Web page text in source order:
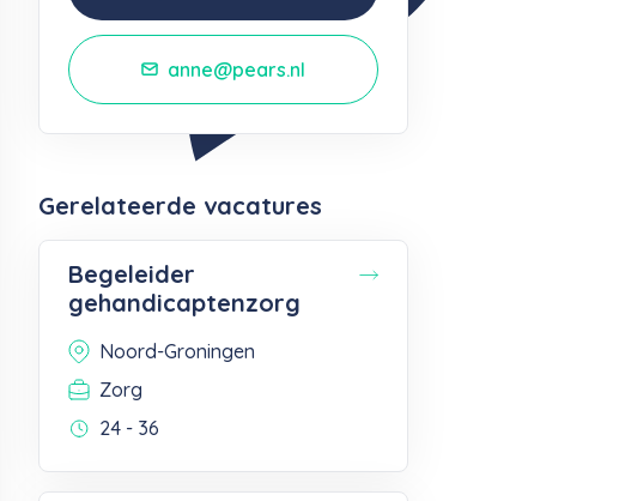
anne@pears.nl
Gerelateerde vacatures
Begeleider
gehandicaptenzorg
Noord-Groningen
Zorg
24 - 36